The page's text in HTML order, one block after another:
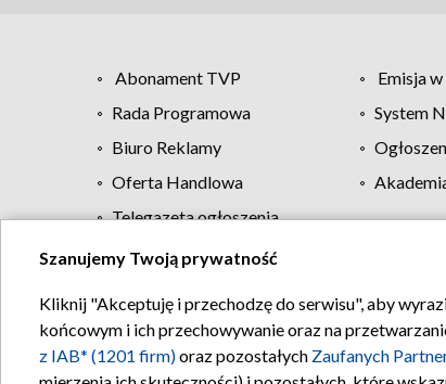
Abonament TVP Emisja
Rada Programowa
System
Biuro Reklamy
Oferta Handlowa
Telegazeta ogłoszenia
Regulamin
Szanujemy Twoją prywatność
Kliknij "Akceptuję i przechodzę do serwisu", aby
końcowym i ich przechowywanie oraz na
z IAB* (1201 firm)oraz pozostałych Zaufanych